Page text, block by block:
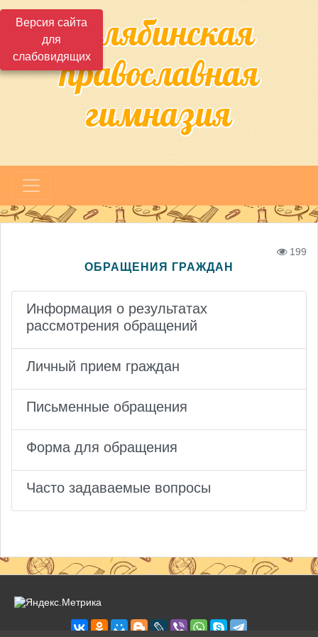
Версия сайта
для
слабовидящихЧелябинская
православная
гимназия
199
ОБРАЩЕНИЯ ГРАЖДАН
Информация о результатах
рассмотрения обращений
Личный прием граждан
Письменные обращения
Форма для обращения
Часто задаваемые вопросы